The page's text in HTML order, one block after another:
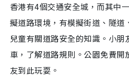
香港有4個交通安全城，而其中
擬道路環境，有模擬街道、隧道
兒童有關道路安全的知識。小朋
車，了解道路規則。公園免費開
友到此玩耍。